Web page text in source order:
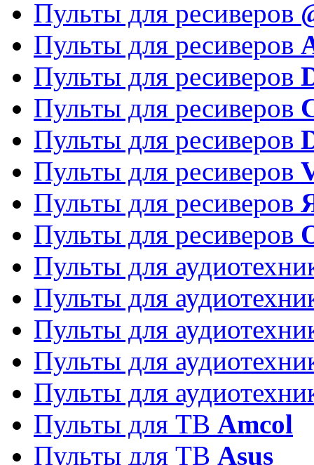
Пульты для ресиверов
Пульты для ресиверов
Пульты для ресиверов
Пульты для ресиверов
Пульты для ресиверов
Пульты для ресиверов
Пульты для ресиверов
Пульты для ресиверов
Пульты для
Пульты для
Пульты для
Пульты для
Пульты для
Пульты для ТВ Amcol
Пульты для ТВ Asus